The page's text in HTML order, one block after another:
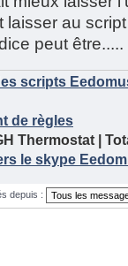
au
peut être.....
scripts
de règles
Thermostat |
le skype
depuis :